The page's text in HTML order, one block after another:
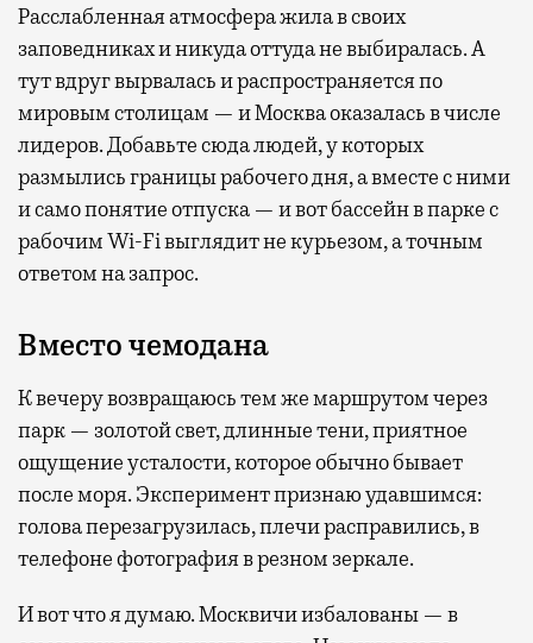
Расслабленная атмосфера жила в своих
заповедниках и никуда оттуда не выбиралась. А
тут вдруг вырвалась и распространяется по
мировым столицам — и Москва оказалась в числе
лидеров. Добавьте сюда людей, у которых
размылись границы рабочего дня, а вместе с ними
и само понятие отпуска — и вот бассейн в парке с
рабочим Wi-Fi выглядит не курьезом, а точным
ответом на запрос.
Вместо чемодана
К вечеру возвращаюсь тем же маршрутом через
парк — золотой свет, длинные тени, приятное
ощущение усталости, которое обычно бывает
после моря. Эксперимент признаю удавшимся:
голова перезагрузилась, плечи расправились, в
телефоне фотография в резном зеркале.
И вот что я думаю. Москвичи избалованы — в